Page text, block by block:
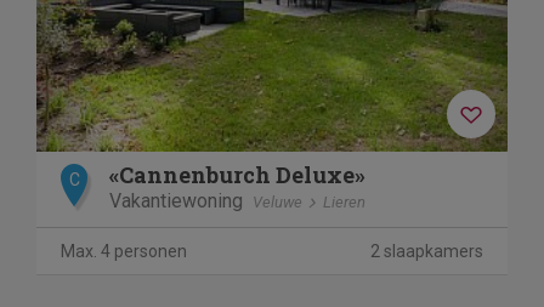
C «Cannenburch Deluxe»
Vakantiewoning Veluwe Lieren
Max. 4 personen 2 slaapkamers